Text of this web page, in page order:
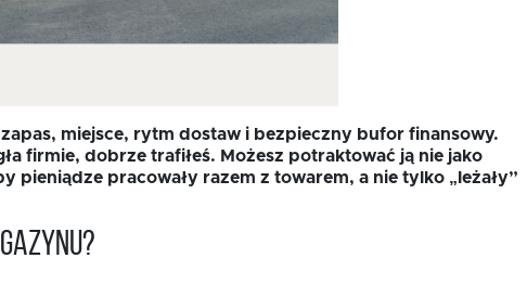
miejsce, rytm dostaw i bezpieczny bufor finansowy.
firmie, dobrze trafiłeś. Możesz potraktować ją nie jako
pracowały razem z towarem, a nie tylko „leżały”